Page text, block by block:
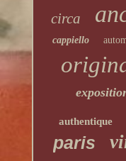
circa
cappiello
authentique
paris